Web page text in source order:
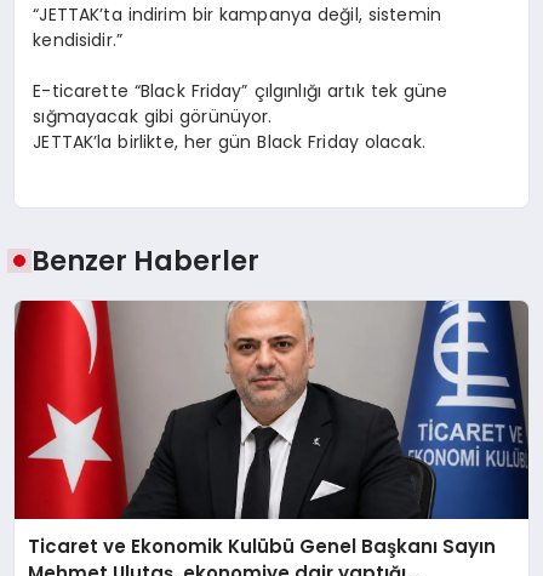
“JETTAK’ta indirim bir kampanya değil, sistemin
kendisidir.”
E-ticarette “Black Friday” çılgınlığı artık tek güne
sığmayacak gibi görünüyor.
JETTAK’la birlikte, her gün Black Friday olacak.
Benzer Haberler
Ticaret ve Ekonomik Kulübü Genel Başkanı Sayın